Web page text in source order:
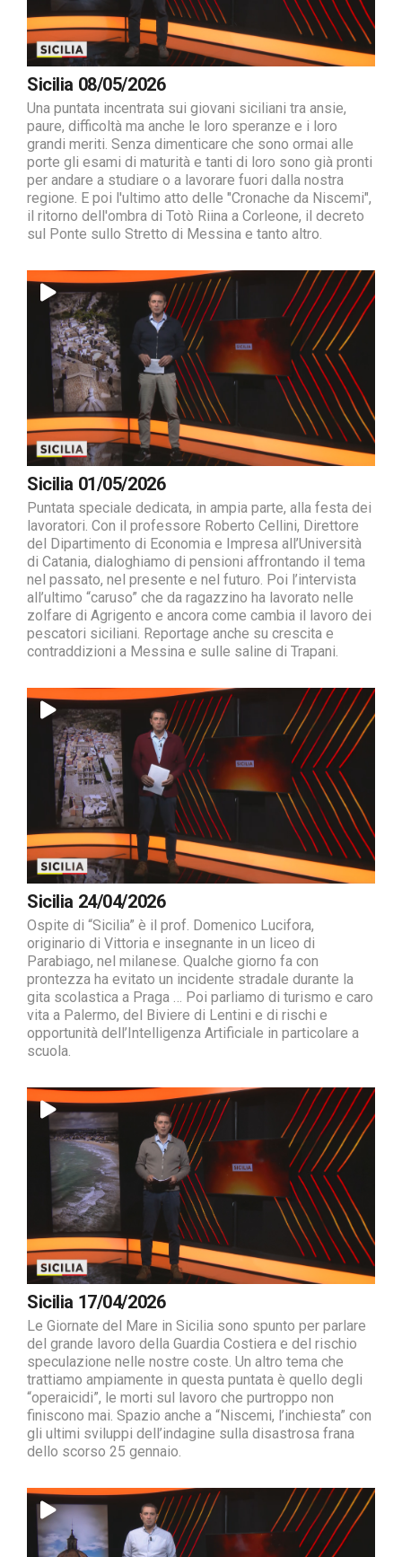
Sicilia 08/05/2026
Una puntata incentrata sui giovani siciliani tra ansie,
paure, difficoltà ma anche le loro speranze e i loro
grandi meriti. Senza dimenticare che sono ormai alle
porte gli esami di maturità e tanti di loro sono già pronti
per andare a studiare o a lavorare fuori dalla nostra
regione. E poi l'ultimo atto delle "Cronache da Niscemi",
il ritorno dell'ombra di Totò Riina a Corleone, il decreto
sul Ponte sullo Stretto di Messina e tanto altro.
Sicilia 01/05/2026
Puntata speciale dedicata, in ampia parte, alla festa dei
lavoratori. Con il professore Roberto Cellini, Direttore
del Dipartimento di Economia e Impresa all’Università
di Catania, dialoghiamo di pensioni affrontando il tema
nel passato, nel presente e nel futuro. Poi l’intervista
all’ultimo “caruso” che da ragazzino ha lavorato nelle
zolfare di Agrigento e ancora come cambia il lavoro dei
pescatori siciliani. Reportage anche su crescita e
contraddizioni a Messina e sulle saline di Trapani.
Sicilia 24/04/2026
Ospite di “Sicilia” è il prof. Domenico Lucifora,
originario di Vittoria e insegnante in un liceo di
Parabiago, nel milanese. Qualche giorno fa con
prontezza ha evitato un incidente stradale durante la
gita scolastica a Praga … Poi parliamo di turismo e caro
vita a Palermo, del Biviere di Lentini e di rischi e
opportunità dell’Intelligenza Artificiale in particolare a
scuola.
Sicilia 17/04/2026
Le Giornate del Mare in Sicilia sono spunto per parlare
del grande lavoro della Guardia Costiera e del rischio
speculazione nelle nostre coste. Un altro tema che
trattiamo ampiamente in questa puntata è quello degli
“operaicidi”, le morti sul lavoro che purtroppo non
finiscono mai. Spazio anche a “Niscemi, l’inchiesta” con
gli ultimi sviluppi dell’indagine sulla disastrosa frana
dello scorso 25 gennaio.